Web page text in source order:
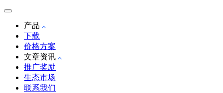
产品
下载
价格方案
文章资讯
推广奖励
生态市场
联系我们